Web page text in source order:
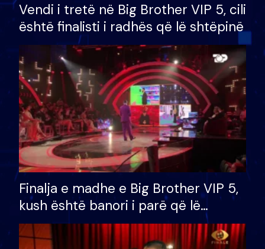
Vendi i tretë në Big Brother VIP 5, cili
është finalisti i radhës që lë shtëpinë
Finalja e madhe e Big Brother VIP 5,
kush është banori i parë që lë
shtëpinë dhe humb mundësinë për
të fituar çmimin e madh